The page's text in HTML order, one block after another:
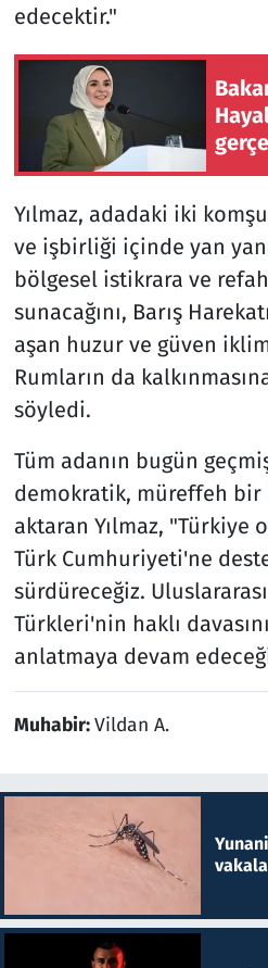
edecektir."
Yılmaz, adadaki iki
ve işbirliği içinde yan
bölgesel istikrara ve
sunacağını, Barış
aşan huzur ve güven
Rumların da
söyledi.
Tüm adanın bugün
demokratik, müreffeh
aktaran Yılmaz, "Türkiye
Türk Cumhuriyeti'ne
sürdüreceğiz.
Türkleri'nin haklı
anlatmaya devam
Muhabir:Vildan A.